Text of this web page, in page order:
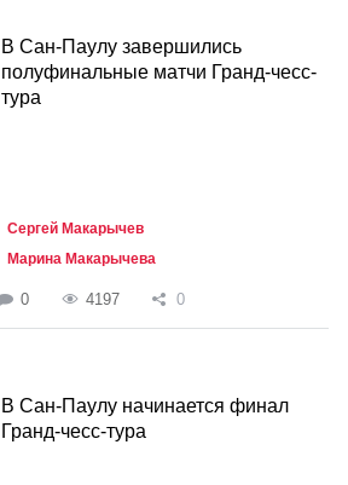
В Сан-Паулу завершились
полуфинальные матчи Гранд-чесс-
тура
Сергей Макарычев
Марина Макарычева
0 4197 0
В Сан-Паулу начинается финал
Гранд-чесс-тура